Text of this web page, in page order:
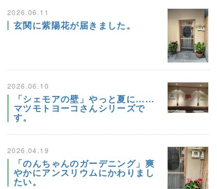
2026.06.11
玄関に紫陽花が届きました。
2026.06.10
「シェモアの壁」やっと夏に……
マツモトヨーコさんシリーズで
す。
2026.04.19
「のんちゃんのガーデニング」爽
やかにアンスリウムにかわりまし
たい。